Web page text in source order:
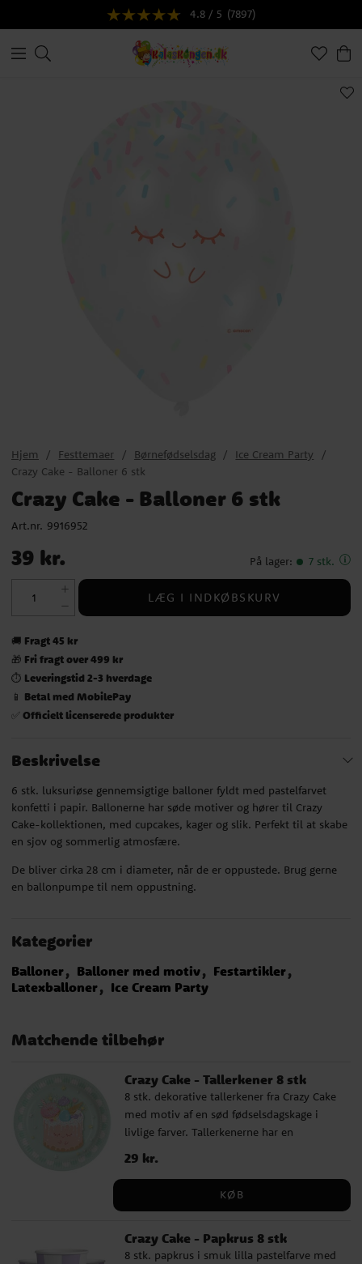
4.8 / 5 (7897)
Hjem Festtemaer Børnefødselsdag
Ice Cream Party
Crazy Cake - Balloner 6 stk
Crazy Cake - Balloner 6 stk
Art.nr. 9916952
Pris: 39 kr.
39 kr. På lager: 7 stk.
LÆG I INDKØBSKURV
🚚 Fragt 45 kr
🎁 Fri fragt over 499 kr
⏱️ Leveringstid 2-3 hverdage
📱 Betal med MobilePay
✅ Officielt licenserede produkter
Beskrivelse
6 stk. luksuriøse gennemsigtige balloner fyldt med pastelfarvet
konfetti i papir. Ballonerne har søde motiver og hører til Crazy
Cake-kollektionen, med cupcakes, kager og slik. Perfekt til at skabe
en sjov og sommerlig atmosfære.
De bliver cirka 28 cm i diameter, når de er oppustede. Brug gerne
en ballonpumpe til nem oppustning.
Kategorier
Balloner Balloner med motiv
Festartikler
Latexballoner
Ice Cream Party
Matchende tilbehør
Crazy Cake - Tallerkener 8 stk
8 stk. dekorative tallerkener fra Crazy Cake
med motiv af en sød fødselsdagskage i
livlige farver. Tallerkenerne har en
diameter på 23 cm og er fremstillet af
FSC-mærket pap, hvilket gør dem til et
Pris:29 kr.
29 kr.
KØB
Crazy Cake - Papkrus 8 stk
8 stk. papkrus i smuk lilla pastelfarve med